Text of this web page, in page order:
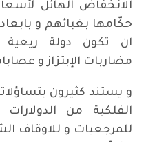
الانخفاض الهائل
حكّامها بغبائهم و
ان تكون دولة ريعية
مضاربات الإبتزاز و
و يستند كثيرون
الفلكية من
للمرجعيات و للاوقاف